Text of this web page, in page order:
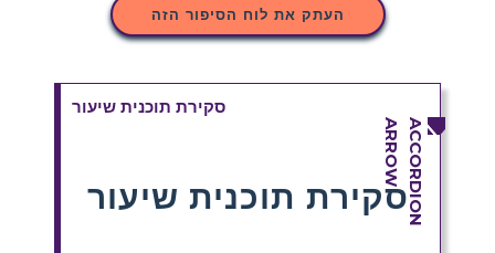
העתק את לוח הסיפור הזה
סקירת תוכנית שיעור
סקירת תוכנית שיעור